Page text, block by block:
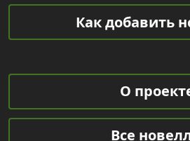
Как добавить
О
Все